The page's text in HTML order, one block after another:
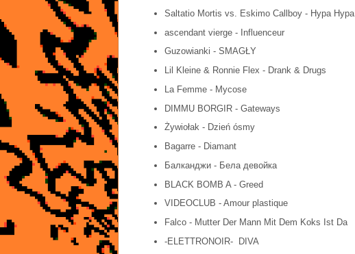
Saltatio Mortis vs. Eskimo Callboy - Hypa Hypa
ascendant vierge - Influenceur
Guzowianki - SMAGŁY
Lil Kleine & Ronnie Flex - Drank & Drugs
La Femme - Mycose
DIMMU BORGIR - Gateways
Żywiołak - Dzień ósmy
Bagarre - Diamant
Балканджи - Бела девойка
BLACK BOMB A - Greed
VIDEOCLUB - Amour plastique
Falco - Mutter Der Mann Mit Dem Koks Ist Da
-ELETTRONOIR- DIVA